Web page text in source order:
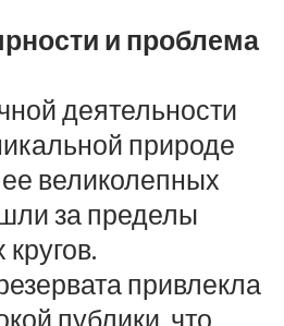
и проблема
деятельности
природе
великолепных
за пределы
привлекла
публики, что